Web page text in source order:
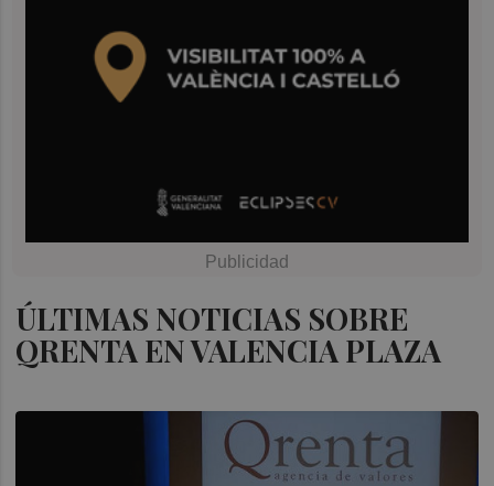
ÚLTIMAS NOTICIAS SOBRE
QRENTA EN VALENCIA PLAZA